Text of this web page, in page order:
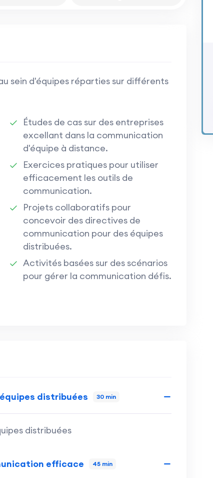
sein d'équipes réparties sur différents
Études de cas sur des entreprises
excellant dans la communication
d'équipe à distance.
Exercices pratiques pour utiliser
efficacement les outils de
communication.
Projets collaboratifs pour
concevoir des directives de
communication pour des équipes
distribuées.
Activités basées sur des scénarios
pour gérer la communication défis.
distribuées 30 min
distribuées
efficace 45 min